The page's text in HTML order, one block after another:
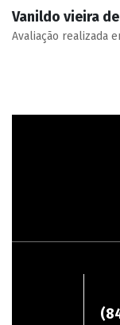
Vanildo vieira
Avaliação realizada